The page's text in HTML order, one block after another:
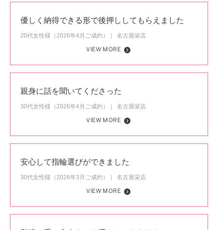
優しく納得できる形で後押ししてもらえました
20代女性様（2026年4月ご成約）
名古屋栄店
VIEW MORE
親身に話を聞いてくださった
30代女性様（2026年4月ご成約）
名古屋栄店
VIEW MORE
安心して指輪選びができました
30代女性様（2026年3月ご成約）
名古屋栄店
VIEW MORE